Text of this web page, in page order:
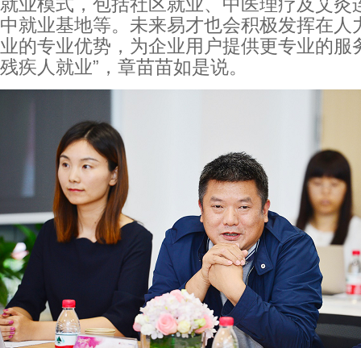
中就业基地等。未来易才也会积极发挥在人
业的专业优势，为企业用户提供更专业的服
残疾人就业”，章苗苗如是说。